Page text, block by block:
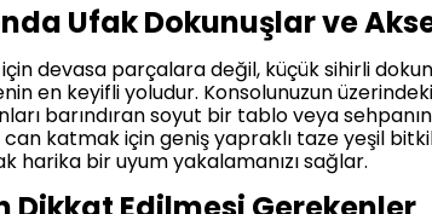
Ufak Dokunuşlar ve
devasa parçalara değil, küçük sihirli
en keyifli yoludur. Konsolunuzun
barındıran soyut bir tablo veya
can katmak için geniş yapraklı taze yeşil
harika bir uyum yakalamanızı sağlar.